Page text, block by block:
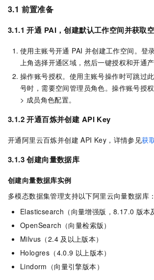
3.1 前置准备
3.1.1 开通 PAI，创建默认工作空间并获取
使用主账号开通 PAI 并创建工作空间。登
上角选择开通区域，然后一键授权和开通产
操作账号授权。使用主账号操作时可跳过
号时，需要空间管理员角色。操作账号授
> 成员角色配置。
3.1.2 开通百炼并创建 API Key
开通阿里云百炼并创建 API Key，详情参见获
3.1.3 创建向量数据库
创建向量数据库实例
多模态数据集管理支持以下阿里云向量数据库：
Elasticsearch（向量增强版，8.17.0 版本
OpenSearch（向量检索版）
Milvus（2.4 及以上版本）
Hologres（4.0.9 以上版本）
Lindorm（向量引擎版本）